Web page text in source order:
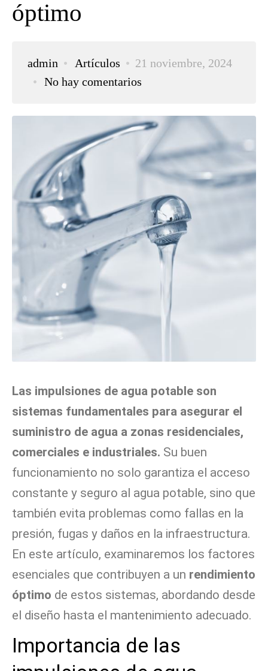
óptimo
admin Artículos
21 noviembre, 2024
No hay comentarios
Las impulsiones de agua potable son
sistemas fundamentales para asegurar el
suministro de agua a zonas residenciales,
comerciales e industriales. Su buen
funcionamiento no solo garantiza el acceso
constante y seguro al agua potable, sino que
también evita problemas como fallas en la
presión, fugas y daños en la infraestructura.
En este artículo, examinaremos los factores
esenciales que contribuyen a un rendimiento
óptimo de estos sistemas, abordando desde
el diseño hasta el mantenimiento adecuado.
Importancia de las